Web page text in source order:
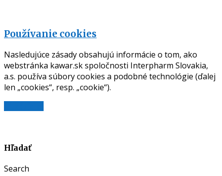
Používanie cookies
Nasledujúce zásady obsahujú informácie o tom, ako
webstránka kawar.sk spoločnosti Interpharm Slovakia,
a.s. používa súbory cookies a podobné technológie (ďalej
len „cookies“, resp. „cookie“).
Hľadať
Search